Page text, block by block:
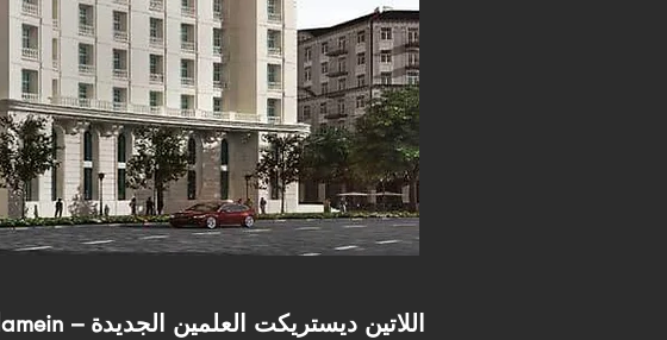
Latin District New Alamein – اللاتين ديستريكت العلمين الجديدة